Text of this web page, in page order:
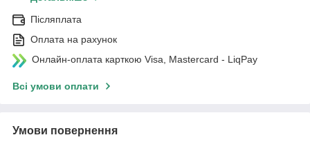
Післяплата
Оплата на рахунок
Онлайн-оплата карткою Visa, Mastercard - LiqPay
Всі умови оплати
Умови повернення